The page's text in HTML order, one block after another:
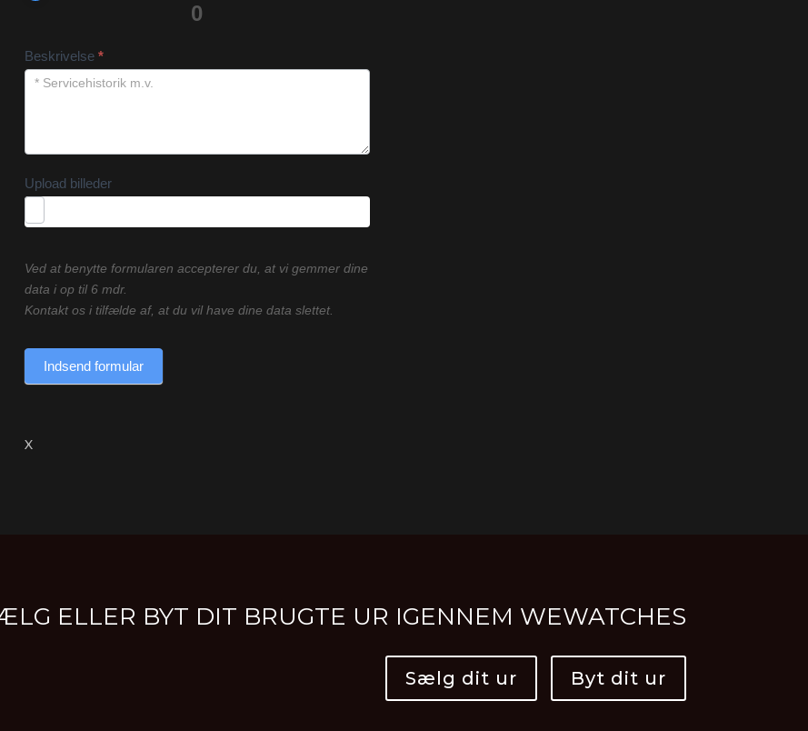
0
Beskrivelse *
Upload billeder
Ved at benytte formularen accepterer du, at vi gemmer dine
data i op til 6 mdr.
Kontakt os i tilfælde af, at du vil have dine data slettet.
Indsend formular
X
ELLER BYT DIT BRUGTE UR IGENNEM WEWATCHES
Sælg dit ur Byt dit ur